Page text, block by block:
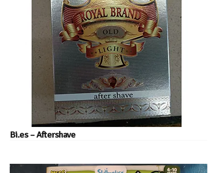
Bi.es – Aftershave